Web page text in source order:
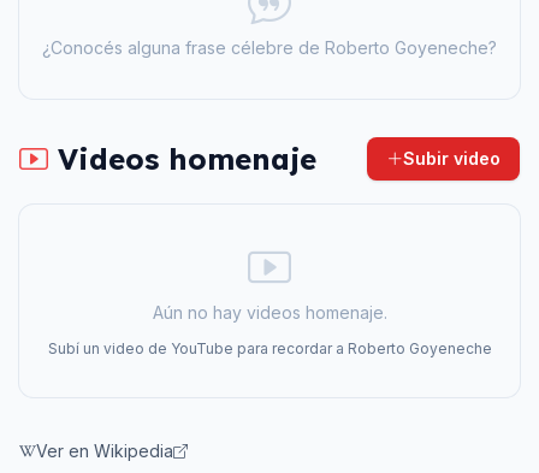
¿Conocés alguna frase célebre de Roberto Goyeneche?
Videos homenaje Subir video
Aún no hay videos homenaje.
Subí un video de YouTube para recordar a Roberto Goyeneche
Ver en Wikipedia